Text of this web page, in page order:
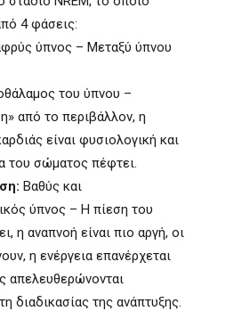
4 φάσεις:
ύπνος – Μεταξύ ύπνου
του ύπνου –
από το περιβάλλον, η
είναι φυσιολογική και
του σώματος πέφτει.
Βαθύς και
ύπνος – Η πίεση του
η αναπνοή είναι πιο αργή, οι
η ενέργεια επανέρχεται
απελευθερώνονται
διαδικασίας της ανάπτυξης.